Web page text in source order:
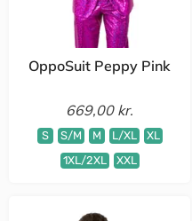
OppoSuit Peppy Pink
669,00 kr.
S S/M M L/XL
XL
1XL/2XL
XXL